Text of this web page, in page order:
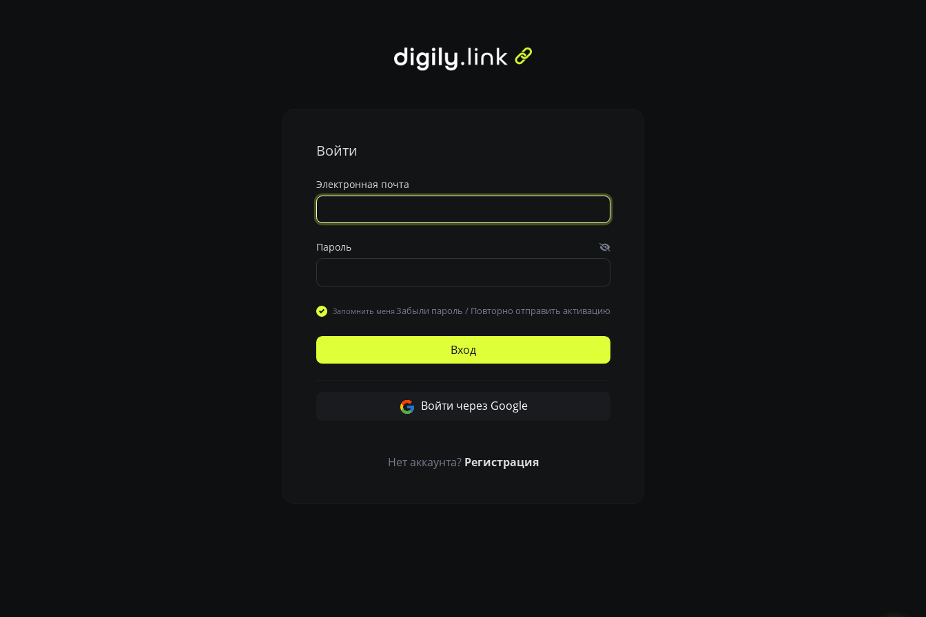
Войти
Электронная почта
Пароль
Запомнить меня Забыли пароль / Повторно отправить активацию
Вход
Войти через Google
Нет аккаунта? Регистрация